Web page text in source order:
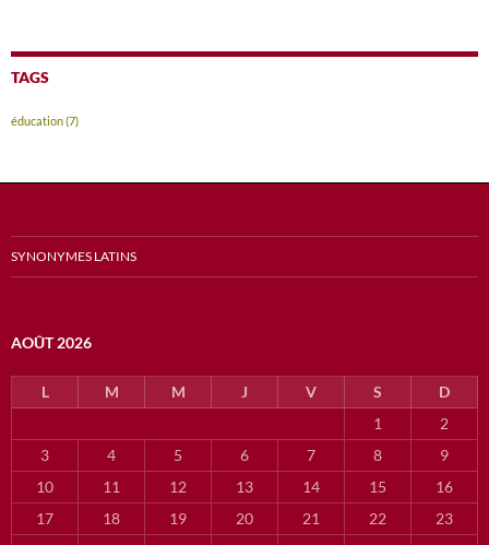
TAGS
éducation(7)
SYNONYMES LATINS
AOÛT 2026
L M M J V S
D
1
2
3
4 5 6 7 8
9
10
11 12 13 14 15
16
17
18 19 20 21 22
23